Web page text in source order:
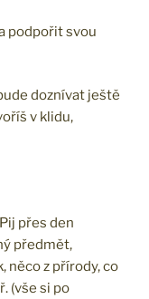
podpořit svou
doznívat ještě
v klidu,
přes den
předmět,
něco z přírody, co
(vše si po